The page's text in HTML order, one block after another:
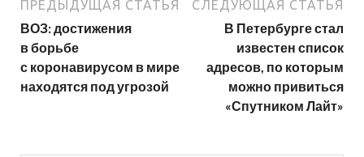
ПРЕДЫДУЩАЯ СТАТЬЯ
ВОЗ: достижения
в борьбе
с коронавирусом в мире
находятся под угрозой
СЛЕДУЮЩАЯ СТАТЬЯ
В Петербурге стал
известен список
адресов, по которым
можно привиться
«Спутником Лайт»